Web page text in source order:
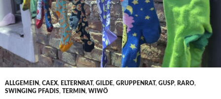
ALLGEMEIN, CAEX, ELTERNRAT, GILDE, GRUPPENRAT, GUSP, RARO,
SWINGING PFADIS, TERMIN, WIWÖ